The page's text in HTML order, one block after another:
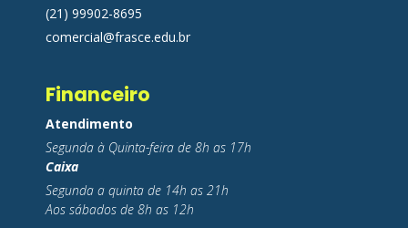
(21) 99902-8695
comercial@frasce.edu.br
Financeiro
Atendimento
Segunda à Quinta-feira de 8h as 17h
Caixa
Segunda a quinta de 14h as 21h
Aos sábados de 8h as 12h